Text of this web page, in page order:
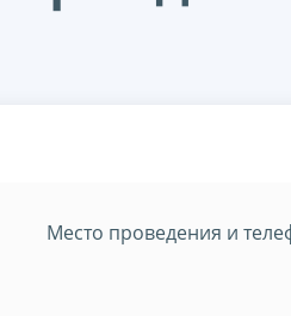
Место проведения и